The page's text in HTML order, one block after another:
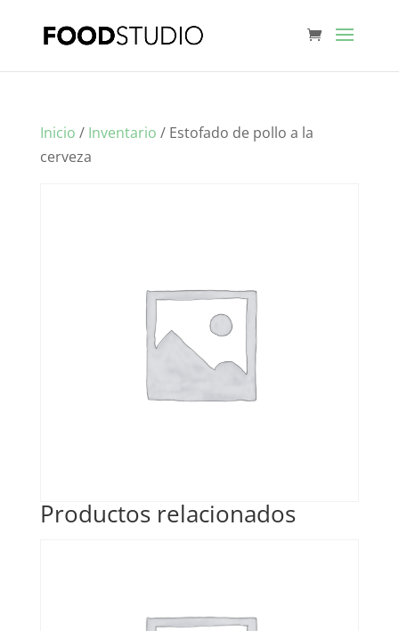
Inicio / Inventario / Estofado de pollo a la
cerveza
Productos relacionados